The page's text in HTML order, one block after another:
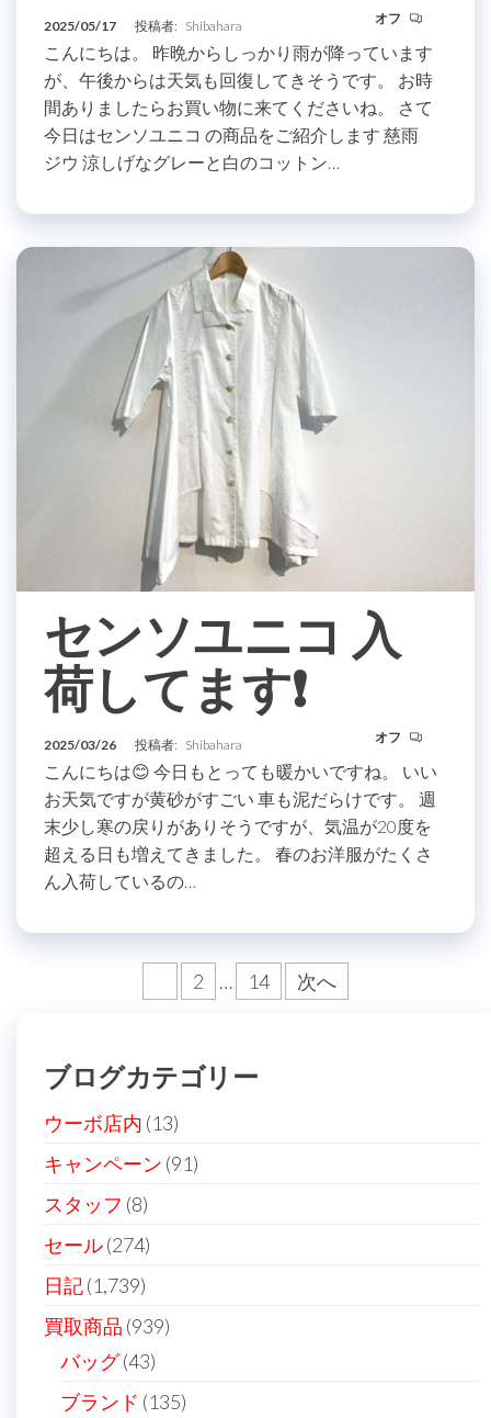
2025/05/17 投稿者: Shibahara オフ
こんにちは。 昨晩からしっかり雨が降っています
が、午後からは天気も回復してきそうです。 お時
間ありましたらお買い物に来てくださいね。 さて
今日はセンソユニコ の商品をご紹介します 慈雨
ジウ 涼しげなグレーと白のコットン…
センソユニコ 入
荷してます❗️
2025/03/26 投稿者: Shibahara オフ
こんにちは😊 今日もとっても暖かいですね。 いい
お天気ですが黄砂がすごい 車も泥だらけです。 週
末少し寒の戻りがありそうですが、気温が20度を
超える日も増えてきました。 春のお洋服がたくさ
ん入荷しているの…
ー
ジ
送
り
2 … 14 次へ
ブログカテゴリー
ウーボ店内 (13)
キャンペーン (91)
スタッフ (8)
セール(274)
日記(1,739)
買取商品 (939)
バッグ(43)
ブランド (135)